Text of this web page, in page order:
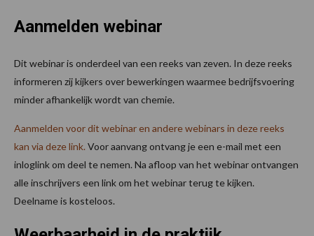
Aanmelden webinar
Dit webinar is onderdeel van een reeks van zeven. In deze reeks
informeren zij kijkers over bewerkingen waarmee bedrijfsvoering
minder afhankelijk wordt van chemie.
Aanmelden voor dit webinar en andere webinars in deze reeks
kan via deze link. Voor aanvang ontvang je een e-mail met een
inloglink om deel te nemen. Na afloop van het webinar ontvangen
alle inschrijvers een link om het webinar terug te kijken.
Deelname is kosteloos.